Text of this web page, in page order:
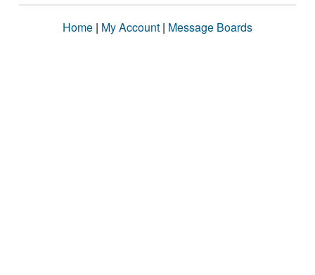
Home | My Account | Message Boards